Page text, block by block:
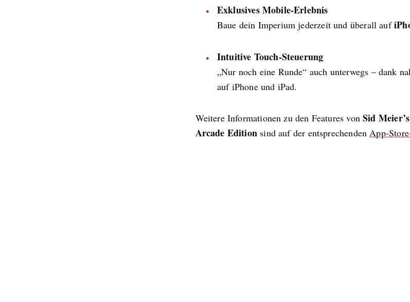
Exklusives Mobile-Erlebnis
Baue dein Imperium jederzeit und überall auf
Intuitive Touch-Steuerung
„Nur noch eine Runde“ auch unterwegs – dank
auf iPhone und iPad.
Weitere Informationen zu den Features vonSid
Arcade Edition sind auf der entsprechendenApp-